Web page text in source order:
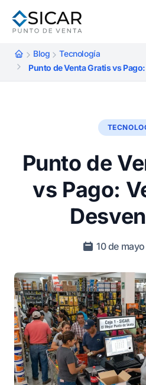
Blog
Tecnología
Punto de Venta Gratis vs
Punto de
vs Pago:
10 de